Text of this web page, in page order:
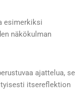
esimerkiksi
näkökulman
ajattelua, se
itsereflektion